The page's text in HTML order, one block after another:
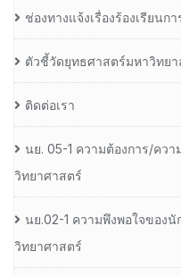
ช่องทางแจ้งเรื่องร้องเรียนก
ตัวชี้วัดยุทธศาสตร์มหาวิทยา
ติดต่อเรา
นย. 05-1 ความต้องการ/คว
วิทยาศาสตร์
นย.02-1 ความพึงพอใจของ
วิทยาศาสตร์